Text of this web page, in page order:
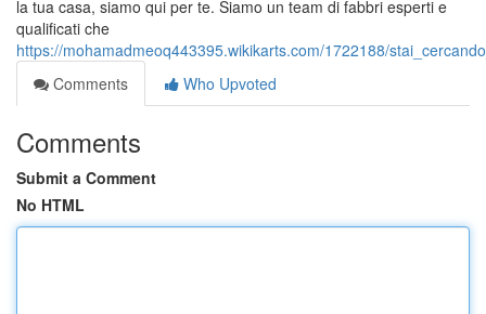
la tua casa, siamo qui per te. Siamo un team di fabbri esperti e
qualificati che
https://mohamadmeoq443395.wikikarts.com/1722188/
Comments
Who Upvoted
Comments
Submit a Comment
No HTML